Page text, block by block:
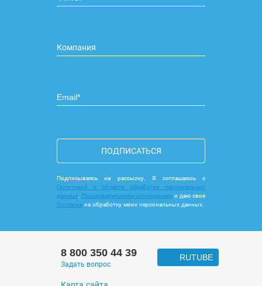
ПОДПИСАТЬСЯ
Подписываясь на рассылку, Я соглашаюсь с
Политикой в области обработки персональных
данных
Пользовательским соглашением и даю свое
Согласие на обработку моих персональных данных.
8 800 350 44 39
Задать вопрос
RUTUBE